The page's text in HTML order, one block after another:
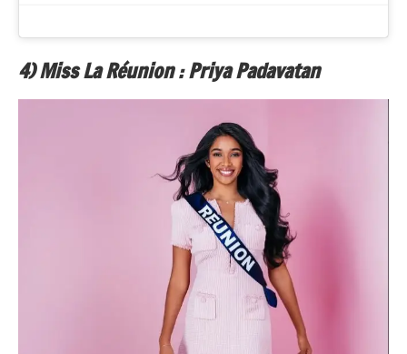
4) Miss La Réunion : Priya Padavatan